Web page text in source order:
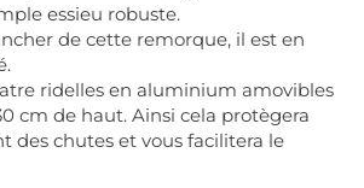
essieu robuste.
de cette remorque, il est en
ridelles en aluminium amovibles
cm de haut. Ainsi cela protègera
des chutes et vous facilitera le